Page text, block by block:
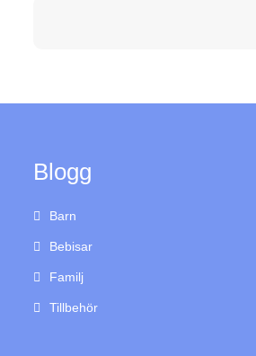
Blogg
Barn
Bebisar
Familj
Tillbehör